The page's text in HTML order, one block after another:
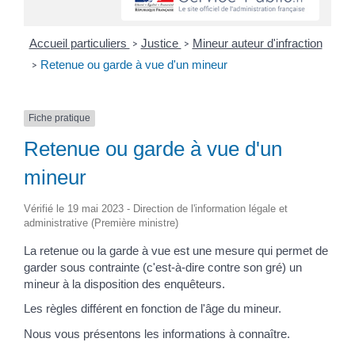
Accueil particuliers > Justice > Mineur auteur d'infraction
> Retenue ou garde à vue d'un mineur
Fiche pratique
Retenue ou garde à vue d'un
mineur
Vérifié le 19 mai 2023 - Direction de l'information légale et
administrative (Première ministre)
La retenue ou la garde à vue est une mesure qui permet de
garder sous contrainte (c'est-à-dire contre son gré) un
mineur à la disposition des enquêteurs.
Les règles différent en fonction de l'âge du mineur.
Nous vous présentons les informations à connaître.